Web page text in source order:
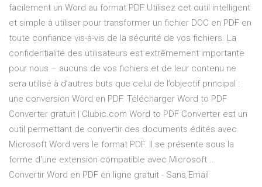
facilement un Word au format PDF Utilisez cet outil intelligent
et simple à utiliser pour transformer un fichier DOC en PDF en
toute confiance vis-à-vis de la sécurité de vos fichiers. La
confidentialité des utilisateurs est extrêmement importante
pour nous – aucuns de vos fichiers et de leur contenu ne
sera utilisé à d’autres buts que celui de l’objectif principal :
une conversion Word en PDF. Télécharger Word to PDF
Converter gratuit | Clubic.com Word to PDF Converter est un
outil permettant de convertir des documents édités avec
Microsoft Word vers le format PDF. Il se présente sous la
forme d'une extension compatible avec Microsoft ...
Convertir Word en PDF en ligne gratuit - Sans Email